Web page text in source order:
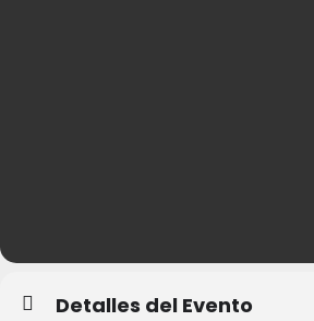
Detalles del Evento